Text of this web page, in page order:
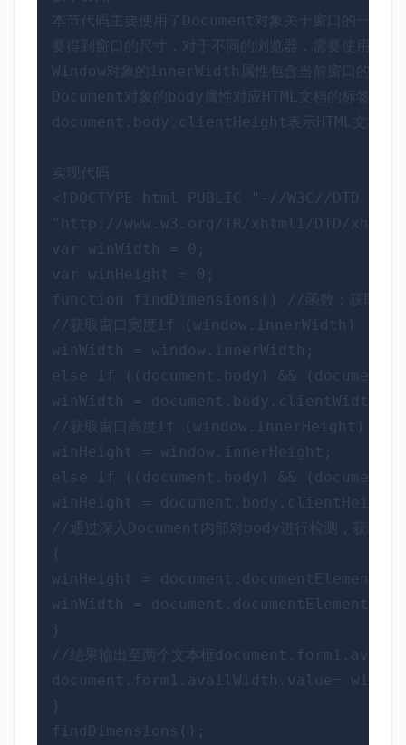
本节代码主要使用了Document对象关于窗口的一些
要得到窗口的尺寸，对于不同的浏览器，需要使用不
Window对象的innerWidth属性包含当前窗口的内
Document对象的body属性对应HTML文档的标签。
document.body.clientHeight表示HTML文档所
<! DOCTYPE html PUBLIC "-//W3C//DTD
"http://www.w3.org/TR/xhtml1/DTD/
var
winWidth = 0
var
winHeight = 0
function
findDimensions() //函数：获取尺寸
// 获取窗口宽度 if
(window.innerWidth)
winWidth =
else
if ((document.body) &&
winWidth =
// 获取窗口高度 if
(window.innerHeight)
winHeight =
else
if ((document.body) &&
winHeight =
// 通过深入Document内部对body进行检测，获取窗
{
winHeight =
winWidth =
//结果输出至两个文本框
document.form1.availWidth.value=
}